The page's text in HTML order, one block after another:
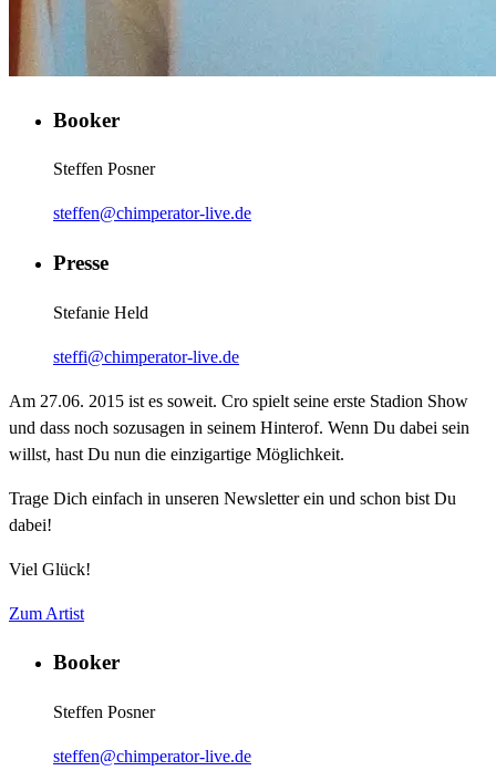
Booker
Steffen Posner
steffen@chimperator-live.de
Presse
Stefanie Held
steffi@chimperator-live.de
Am 27.06. 2015 ist es soweit. Cro spielt seine erste Stadion Show
und dass noch sozusagen in seinem Hinterof. Wenn Du dabei sein
willst, hast Du nun die einzigartige Möglichkeit.
Trage Dich einfach in unseren Newsletter ein und schon bist Du
dabei!
Viel Glück!
Zum Artist
Booker
Steffen Posner
steffen@chimperator-live.de